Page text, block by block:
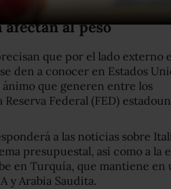
al peso
que por el lado externo
den a conocer en Estados
que generen entre los
Federal (FED)
a las noticias sobre
presupuestal, así como a la
en Turquía, que mantiene en
y Arabia Saudita.